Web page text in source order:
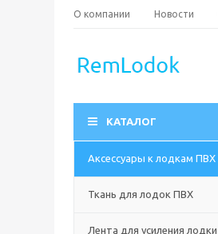
О компании Новости
КАТАЛОГ
Аксессуары к лодкам ПВХ
Ткань для лодок ПВХ
Лента для усиления лодки